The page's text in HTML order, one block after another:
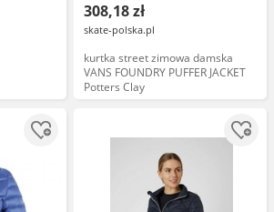
308,18 zł
skate-polska.pl
kurtka street zimowa damska
VANS FOUNDRY PUFFER JACKET
Potters Clay